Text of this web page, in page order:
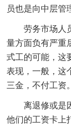
员也是向中层管
劳务市场人
量方面负有严重
式工的可能，这
表现，一般，这
三金，不付工资。
离退修或是
他们的工资卡上